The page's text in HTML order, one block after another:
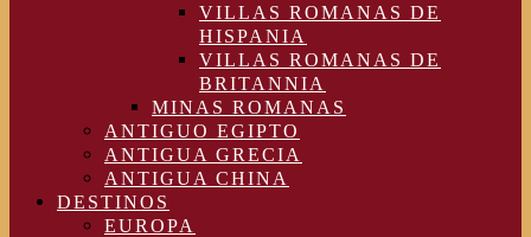
VILLAS ROMANAS DE
HISPANIA
VILLAS ROMANAS DE
BRITANNIA
MINAS ROMANAS
ANTIGUO EGIPTO
ANTIGUA GRECIA
ANTIGUA CHINA
DESTINOS
EUROPA